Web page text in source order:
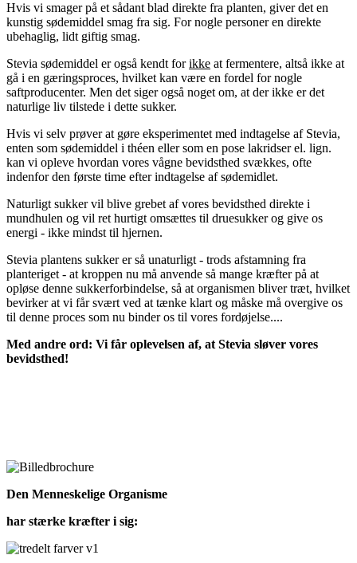
Hvis vi smager på et sådant blad direkte fra planten, giver det en
kunstig sødemiddel smag fra sig. For nogle personer en direkte
ubehaglig, lidt giftig smag.
Stevia sødemiddel er også kendt forikke at fermentere, altså ikke at
gå i en gæringsproces, hvilket kan være en fordel for nogle
saftproducenter. Men det siger også noget om, at der ikke er det
naturlige liv tilstede i dette sukker.
Hvis vi selv prøver at gøre eksperimentet med indtagelse af Stevia,
enten som sødemiddel i théen eller som en pose lakridser el. lign.
kan vi opleve hvordan vores vågne bevidsthed svækkes, ofte
indenfor den første time efter indtagelse af sødemidlet.
Naturligt sukker vil blive grebet af vores bevidsthed direkte i
mundhulen og vil ret hurtigt omsættes til druesukker og give os
energi - ikke mindst til hjernen.
Stevia plantens sukker er så unaturligt - trods afstamning fra
planteriget - at kroppen nu må anvende så mange kræfter på at
opløse denne sukkerforbindelse, så at organismen bliver træt, hvilket
bevirker at vi får svært ved at tænke klart og måske må overgive os
til denne proces som nu binder os til vores fordøjelse....
Med andre ord: Vi får oplevelsen af, at Stevia sløver vores
bevidsthed!
Den Menneskelige Organisme
har stærke kræfter i sig: